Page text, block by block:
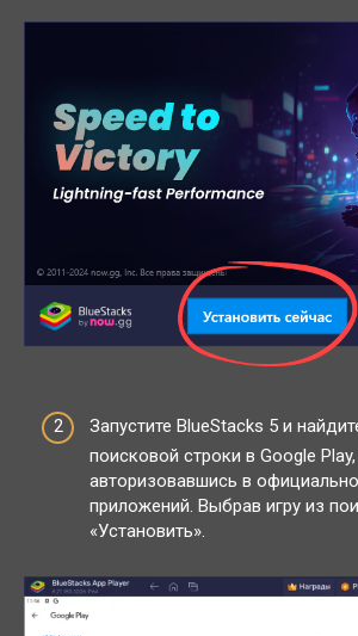
Запустите BlueStacks 5 и
поисковой строки в Google
авторизовавшись в
приложений. Выбрав игру из
«Установить».